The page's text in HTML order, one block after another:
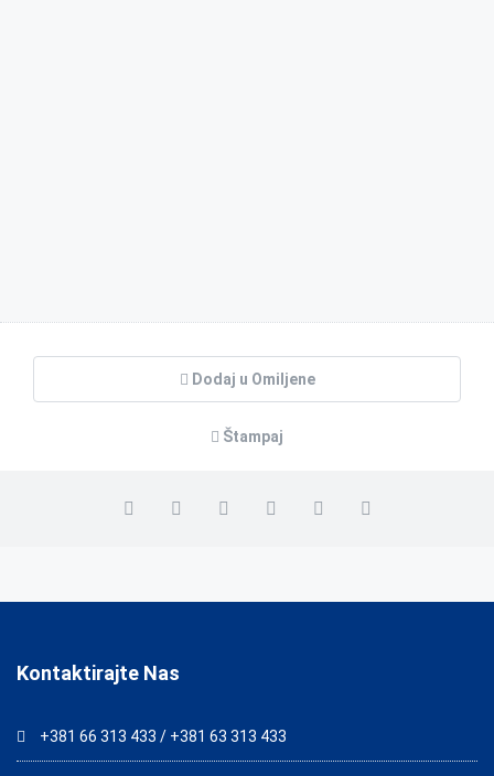
Dodaj u Omiljene
Štampaj
Kontaktirajte Nas
+381 66 313 433 / +381 63 313 433